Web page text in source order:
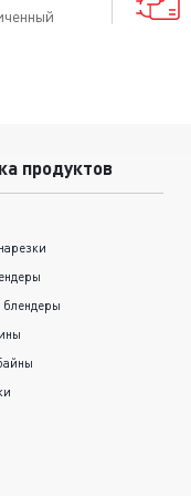
продуктов
блендеры